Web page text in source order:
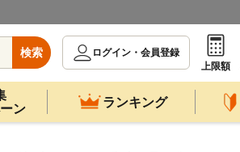
検索
ログイン・会員登録
上限額
ン
ランキング